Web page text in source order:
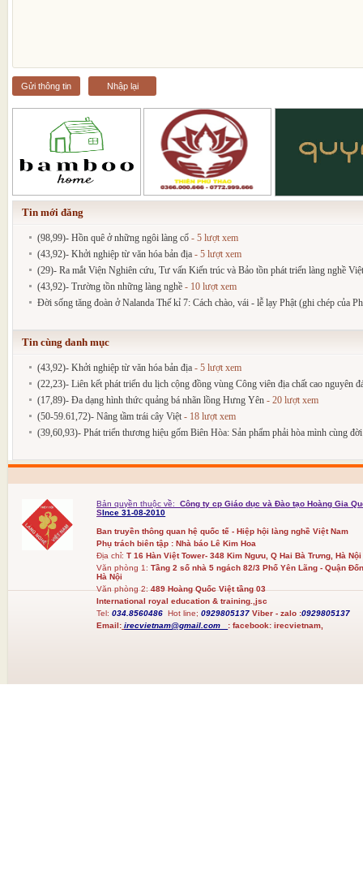
Gửi thông tin Nhập lại
Tin mới đăng
(98,99)- Hồn quê ở những ngôi làng cổ - 5 lượt xem
(43,92)- Khởi nghiệp từ văn hóa bản địa - 5 lượt xem
(29)- Ra mắt Viện Nghiên cứu, Tư vấn Kiến trúc và Bảo tồn phát triển làng nghề
(43,92)- Trường tồn những làng nghề - 10 lượt xem
Đời sống tăng đoàn ở Nalanda Thế kỉ 7: Cách chào, vái - lễ lạy Phật (ghi chép của
Tin cùng danh mục
(43,92)- Khởi nghiệp từ văn hóa bản địa - 5 lượt xem
(22,23)- Liên kết phát triển du lịch cộng đồng vùng Công viên địa chất cao nguyên
(17,89)- Đa dạng hình thức quảng bá nhãn lồng Hưng Yên - 20 lượt xem
(50-59.61,72)- Nâng tầm trái cây Việt - 18 lượt xem
(39,60,93)- Phát triển thương hiệu gốm Biên Hòa: Sản phẩm phải hòa mình cùng
Bản quyền thuộc về:
Công ty cp Giáo dục và Đào tạo Hoàng Gia
SInce 31-08-2010
Ban truyền thông quan hệ quốc tế - Hiệp hội làng nghề Việt Nam
Phụ trách biên tập : Nhà báo Lê Kim Hoa
Địa chỉ: T 16 Hàn Việt Tower- 348 Kim Ngưu, Q Hai Bà Trưng, Hà Nội
Văn phòng 1:Tầng 2 số nhà 5 ngách 82/3 Phố Yên Lãng - Quận
Hà Nội
Văn phòng 2:489 Hoàng Quốc Việt tầng 03
International royal education & training.,jsc
Tel:034.8560486Hot line; 0929805137 Viber - zalo :0929805137
Email: irecvietnam@gmail.com :facebook: irecvietnam,